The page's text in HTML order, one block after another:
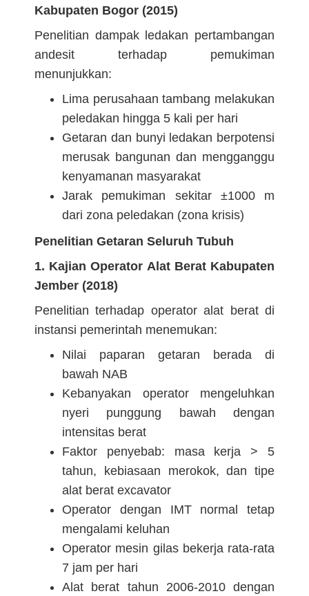
Kabupaten Bogor (2015)
Penelitian dampak ledakan pertambangan
andesit terhadap pemukiman
menunjukkan:
Lima perusahaan tambang melakukan
peledakan hingga 5 kali per hari
Getaran dan bunyi ledakan berpotensi
merusak bangunan dan mengganggu
kenyamanan masyarakat
Jarak pemukiman sekitar ±1000 m
dari zona peledakan (zona krisis)
Penelitian Getaran Seluruh Tubuh
1. Kajian Operator Alat Berat Kabupaten
Jember (2018)
Penelitian terhadap operator alat berat di
instansi pemerintah menemukan:
Nilai paparan getaran berada di
bawah NAB
Kebanyakan operator mengeluhkan
nyeri punggung bawah dengan
intensitas berat
Faktor penyebab: masa kerja > 5
tahun, kebiasaan merokok, dan tipe
alat berat excavator
Operator dengan IMT normal tetap
mengalami keluhan
Operator mesin gilas bekerja rata-rata
7 jam per hari
Alat berat tahun 2006-2010 dengan